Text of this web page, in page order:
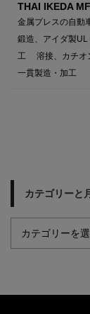
THAI IKEDA
金属プレスの自動
鍛造、アイダ製
工 溶接、カチオ
一貫製造・加工
カテゴリーと